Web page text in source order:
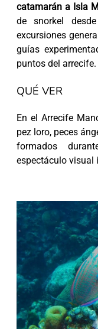
catamarán a Isla
de snorkel
excursiones
guías
puntos del arrecife.
QUÉ VER
En el Arrecife
pez loro, peces
formados
espectáculo visual